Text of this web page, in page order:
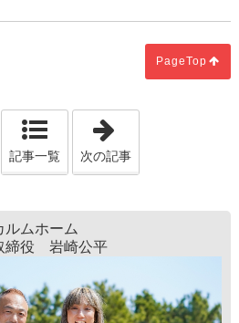
PageTop
「高知研修」
記事一覧 次の記事
ルムホーム
締役 岩崎公平